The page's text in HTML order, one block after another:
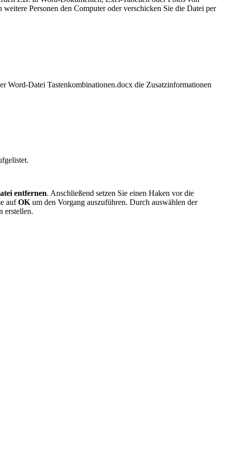
Personen den Computer oder verschicken Sie die Datei per
Word-Datei Tastenkombinationen.docx die Zusatzinformationen
entfernen. Anschließend setzen Sie einen Haken vor die
aufOK um den Vorgang auszuführen. Durch auswählen der
erstellen.